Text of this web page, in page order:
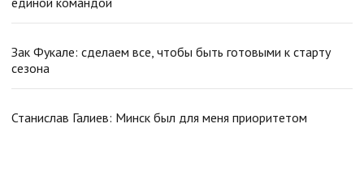
Зак Фукале: сделаем все, чтобы быть готовыми к старту
сезона
Станислав Галиев: Минск был для меня приоритетом